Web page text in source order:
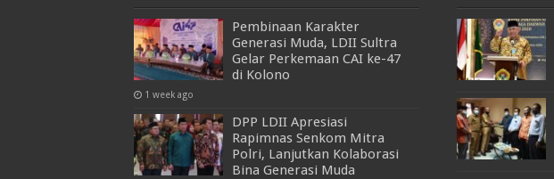
Pembinaan Karakter
Generasi Muda, LDII Sultra
Gelar Perkemaan CAI ke-47
di Kolono
1 week ago
DPP LDII Apresiasi
Rapimnas Senkom Mitra
Polri, Lanjutkan Kolaborasi
Bina Generasi Muda